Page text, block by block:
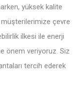
yüksek kalite
müşterilerimize çevre
ilkesi ile enerji
önem veriyoruz. Siz
tercih ederek